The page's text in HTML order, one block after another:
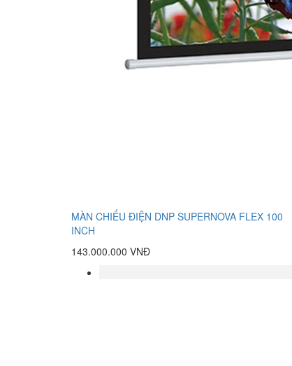
MÀN CHIẾU ĐIỆN DNP SUPERNOVA FLEX 100
INCH
143.000.000 VNĐ